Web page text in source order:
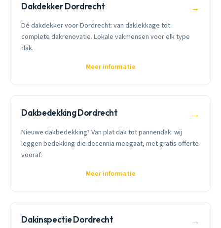
Dakdekker Dordrecht →
Dé dakdekker voor Dordrecht: van daklekkage tot
complete dakrenovatie. Lokale vakmensen voor elk type
dak.
Meer informatie
Dakbedekking Dordrecht →
Nieuwe dakbedekking? Van plat dak tot pannendak: wij
leggen bedekking die decennia meegaat, met gratis offerte
vooraf.
Meer informatie
Dakinspectie Dordrecht →